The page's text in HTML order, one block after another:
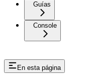
Guías
Console
En esta página